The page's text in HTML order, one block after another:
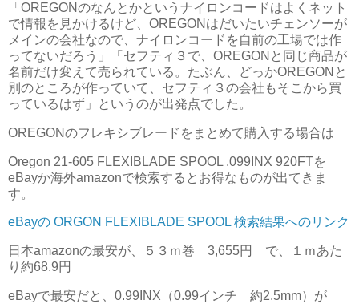
「OREGONのなんとかというナイロンコードはよくネット
で情報を見かけるけど、OREGONはだいたいチェンソーが
メインの会社なので、ナイロンコードを自前の工場では作
ってないだろう」「セフティ３で、OREGONと同じ商品が
名前だけ変えて売られている。たぶん、どっかOREGONと
別のところが作っていて、セフティ３の会社もそこから買
っているはず」というのが出発点でした。
OREGONのフレキシブレードをまとめて購入する場合は
Oregon 21-605 FLEXIBLADE SPOOL .099INX 920FTを
eBayか海外amazonで検索するとお得なものが出てきま
す。
eBayの ORGON FLEXIBLADE SPOOL 検索結果へのリンク
日本amazonの最安が、５３ｍ巻 3,655円 で、１ｍあた
り約68.9円
eBayで最安だと、0.99INX（0.99インチ 約2.5mm）が